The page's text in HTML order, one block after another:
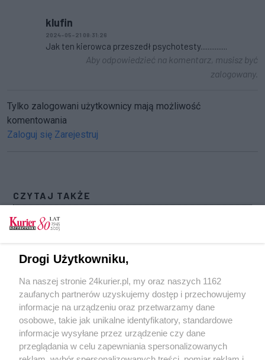
klufin
2024-05-21 08:31:26
Jak ten kierowca przeszedł psychotesty...............
Aby odpowiedzieć na komentarz, musisz być
zalogowany.
Tylko zalogowani użytkownicy mają możliwość
komentowania
Zaloguj się Zarejestruj
CZYTAJ TAKŻE
Zderzenie samochodu dostawczego z
tramwajem w al. 3 Maja [GALERIA] (akt. 1)
Wypadek na ul. Gdańskiej w Szczecinie.
Zablokowane torowisko (akt. 1)
Przewrócona ciężarówka blokuje S6 w kierunku
Koszalina (akt. 1)
POGODA
Drogi Użytkowniku,
Na naszej stronie 24kurier.pl, my oraz naszych 1162
zaufanych partnerów uzyskujemy dostęp i przechowujemy
informacje na urządzeniu oraz przetwarzamy dane
osobowe, takie jak unikalne identyfikatory, standardowe
informacje wysyłane przez urządzenie czy dane
przeglądania w celu zapewniania spersonalizowanych